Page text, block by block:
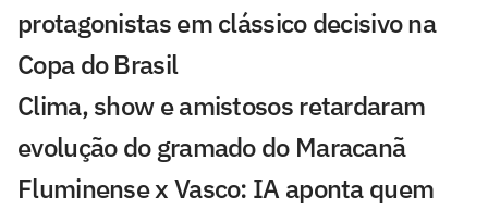
protagonistas em clássico decisivo na
Copa do Brasil
Clima, show e amistosos retardaram
evolução do gramado do Maracanã
Fluminense x Vasco: IA aponta quem